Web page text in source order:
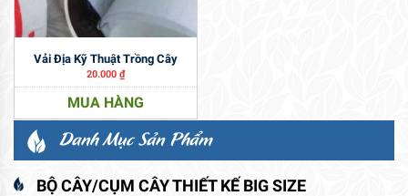
Vải Địa Kỹ Thuật Trồng Cây
20.000 ₫
MUA HÀNG
Danh Mục Sản Phẩm
BỘ CÂY/CỤM CÂY THIẾT KẾ BIG SIZE